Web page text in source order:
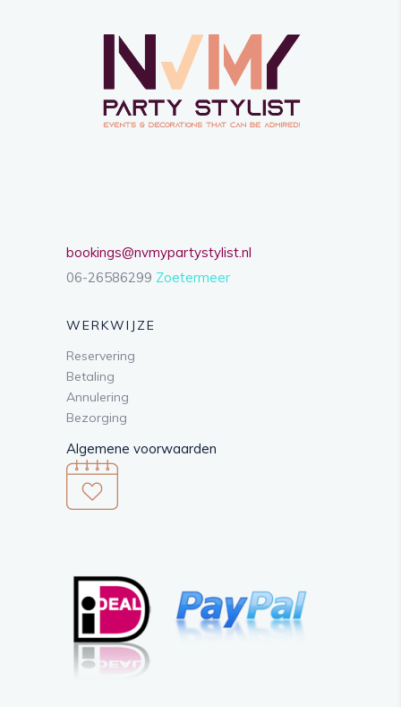
bookings@nvmypartystylist.nl
06-26586299 Zoetermeer
WERKWIJZE
Reservering
Betaling
Annulering
Bezorging
Algemene voorwaarden